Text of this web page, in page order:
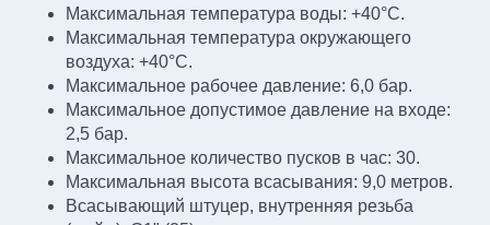
Максимальная температура воды: +40°С.
Максимальная температура окружающего
воздуха: +40°С.
Максимальное рабочее давление: 6,0 бар.
Максимальное допустимое давление на входе:
2,5 бар.
Максимальное количество пусков в час: 30.
Максимальная высота всасывания: 9,0 метров.
Всасывающий штуцер, внутренняя резьба